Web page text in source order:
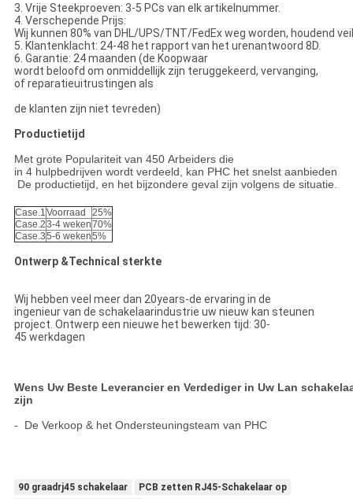
3. Vrije Steekproeven: 3-5 PCs van elk artikelnummer.
4. Verschepende Prijs:
Wij kunnen 80% van DHL/UPS/TNT/FedEx weg worden, houdend
5. Klantenklacht: 24-48 het rapport van het urenantwoord 8D.
6. Garantie: 24 maanden (de Koopwaar
wordt beloofd om onmiddellijk zijn teruggekeerd, vervanging,
of reparatieuitrustingen als
de klanten zijn niet tevreden)
Productietijd
Met grote Populariteit van 450 Arbeiders die
in 4 hulpbedrijven wordt verdeeld, kan PHC het snelst aanbieden
De productietijd, en het bijzondere geval zijn volgens de situatie.
Case.1Voorraad
25%
Case.23-4 weken70%
Case.35-6 weken5%
Ontwerp &Technical sterkte
Wij hebben veel meer dan 20years-de ervaring in de
ingenieur van de schakelaarindustrie uw nieuw kan steunen
project. Ontwerp een nieuwe het bewerken tijd: 30-
45 werkdagen
Wens Uw Beste Leverancier en Verdediger in Uw Lan
zijn
- De Verkoop & het Ondersteuningsteam van PHC
90 graadrj45 schakelaar
PCB zetten RJ45-Schakelaar op